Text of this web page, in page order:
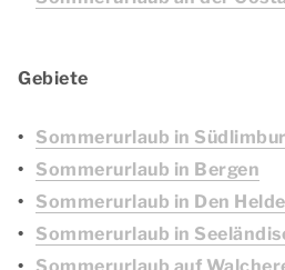
Gebiete
Sommerurlaub in
Sommerurlaub in Bergen
Sommerurlaub in Den
Sommerurlaub in
Sommerurlaub auf